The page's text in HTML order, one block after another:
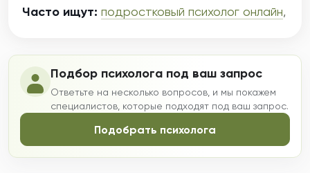
Часто ищут: подростковый психолог онлайн,
Подбор психолога под ваш запрос
Ответьте на несколько вопросов, и мы покажем
специалистов, которые подходят под ваш запрос.
Подобрать психолога